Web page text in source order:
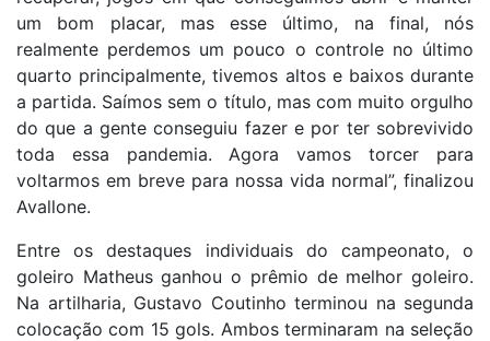
um bom placar, mas esse último, na final, nós
realmente perdemos um pouco o controle no último
quarto principalmente, tivemos altos e baixos durante
a partida. Saímos sem o título, mas com muito orgulho
do que a gente conseguiu fazer e por ter sobrevivido
toda essa pandemia. Agora vamos torcer para
voltarmos em breve para nossa vida normal”, finalizou
Avallone.
Entre os destaques individuais do campeonato, o
goleiro Matheus ganhou o prêmio de melhor goleiro.
Na artilharia, Gustavo Coutinho terminou na segunda
colocação com 15 gols. Ambos terminaram na seleção